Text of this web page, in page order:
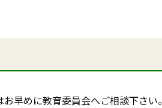
早めに教育委員会へご相談下さい。